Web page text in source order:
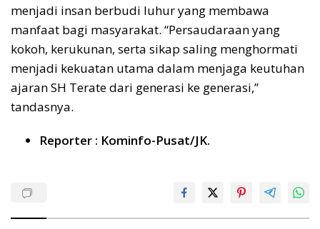
menjadi insan berbudi luhur yang membawa
manfaat bagi masyarakat. “Persaudaraan yang
kokoh, kerukunan, serta sikap saling menghormati
menjadi kekuatan utama dalam menjaga keutuhan
ajaran SH Terate dari generasi ke generasi,”
tandasnya.
Reporter : Kominfo-Pusat/JK.